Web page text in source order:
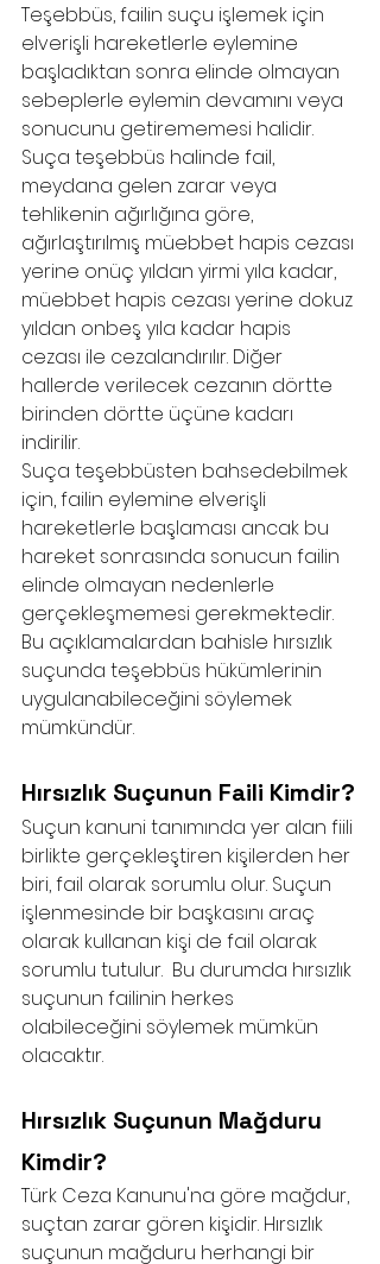
Teşebbüs, failin suçu işlemek için
elverişli hareketlerle eylemine
başladıktan sonra elinde olmayan
sebeplerle eylemin devamını veya
sonucunu getirememesi halidir.
Suça teşebbüs halinde fail,
meydana gelen zarar veya
tehlikenin ağırlığına göre,
ağırlaştırılmış müebbet hapis cezası
yerine onüç yıldan yirmi yıla kadar,
müebbet hapis cezası yerine dokuz
yıldan onbeş yıla kadar hapis
cezası ile cezalandırılır. Diğer
hallerde verilecek cezanın dörtte
birinden dörtte üçüne kadarı
indirilir.
Suça teşebbüsten bahsedebilmek
için, failin eylemine elverişli
hareketlerle başlaması ancak bu
hareket sonrasında sonucun failin
elinde olmayan nedenlerle
gerçekleşmemesi gerekmektedir.
Bu açıklamalardan bahisle hırsızlık
suçunda teşebbüs hükümlerinin
uygulanabileceğini söylemek
mümkündür.
Hırsızlık Suçunun Faili Kimdir?
Suçun kanuni tanımında yer alan fiili
birlikte gerçekleştiren kişilerden her
biri, fail olarak sorumlu olur. Suçun
işlenmesinde bir başkasını araç
olarak kullanan kişi de fail olarak
sorumlu tutulur.  Bu durumda hırsızlık
suçunun failinin herkes
olabileceğini söylemek mümkün
olacaktır.
Hırsızlık Suçunun Mağduru
Kimdir?
Türk Ceza Kanunu'na göre mağdur,
suçtan zarar gören kişidir. Hırsızlık
suçunun mağduru herhangi bir